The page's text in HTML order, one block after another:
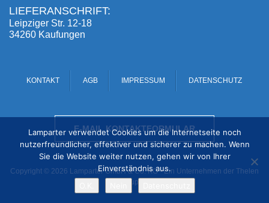
LIEFERANSCHRIFT:
Leipziger Str. 12-18
34260 Kaufungen
KONTAKT AGB IMPRESSUM DATENSCHUTZ
E-MAIL KONTAKTFORMULAR
Copyright © 2026 Lamparter GmbH & Co. KG - Ein Unternehmen der Thelen
Gruppe
Lamparter verwendet Cookies um die Internetseite noch
nutzerfreundlicher, effektiver und sicherer zu machen. Wenn
Sie die Website weiter nutzen, gehen wir von Ihrer
Einverständnis aus.